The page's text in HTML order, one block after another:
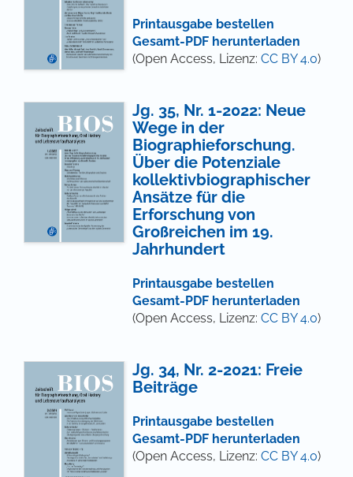
Printausgabe bestellen
Gesamt-PDF herunterladen
(Open Access, Lizenz: CC BY 4.0)
Jg. 35, Nr. 1-2022: Neue
Wege in der
Biographieforschung.
Über die Potenziale
kollektivbiographischer
Ansätze für die
Erforschung von
Großreichen im 19.
Jahrhundert
Printausgabe bestellen
Gesamt-PDF herunterladen
(Open Access, Lizenz: CC BY 4.0)
Jg. 34, Nr. 2-2021: Freie
Beiträge
Printausgabe bestellen
Gesamt-PDF herunterladen
(Open Access, Lizenz: CC BY 4.0)